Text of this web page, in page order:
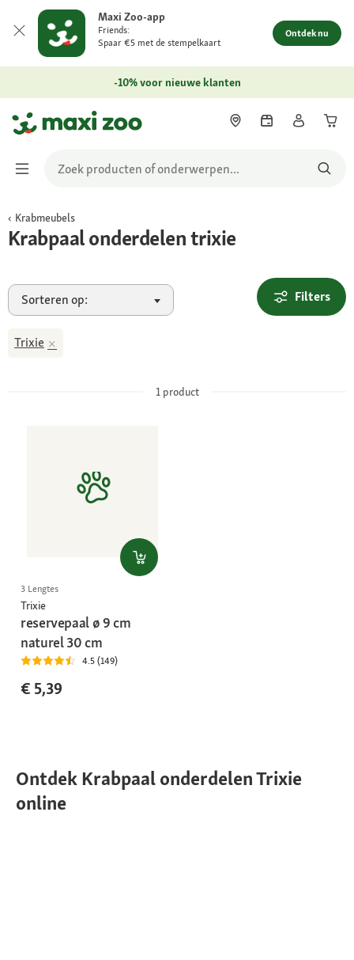
Maxi Zoo-app
Friends:
Spaar €5 met de stempelkaart
Ontdek nu
-10% voor nieuwe klanten
Krabmeubels
Krabpaal onderdelen trixie
Sorteren op: Filters
Trixie
1product
3 Lengtes
Trixie
reservepaal ø 9 cm
naturel 30 cm
4.5 (149)
€ 5,39
Ontdek Krabpaal onderdelen Trixie
online